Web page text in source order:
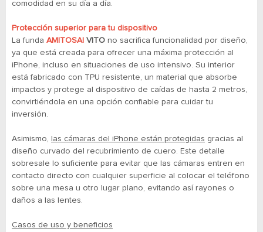
comodidad en su día a día.
Protección superior para tu dispositivo
La funda AMITOSAI VITO no sacrifica funcionalidad por diseño,
ya que está creada para ofrecer una máxima protección al
iPhone, incluso en situaciones de uso intensivo. Su interior
está fabricado con TPU resistente, un material que absorbe
impactos y protege al dispositivo de caídas de hasta 2 metros,
convirtiéndola en una opción confiable para cuidar tu
inversión.
Asimismo, las cámaras del iPhone están protegidas gracias al
diseño curvado del recubrimiento de cuero. Este detalle
sobresale lo suficiente para evitar que las cámaras entren en
contacto directo con cualquier superficie al colocar el teléfono
sobre una mesa u otro lugar plano, evitando así rayones o
daños a las lentes.
Casos de uso y beneficios